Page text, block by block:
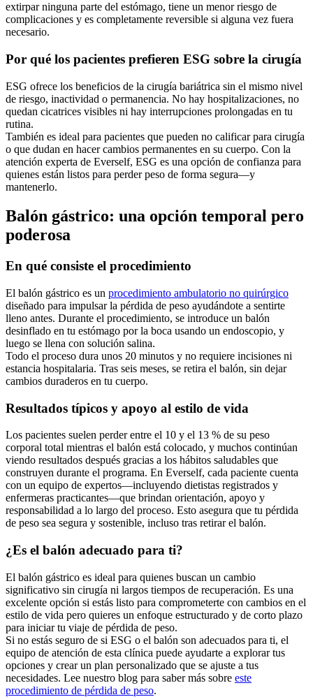
extirpar ninguna parte del estómago, tiene un menor riesgo de
complicaciones y es completamente reversible si alguna vez fuera
necesario.
Por qué los pacientes prefieren ESG sobre la cirugía
ESG ofrece los beneficios de la cirugía bariátrica sin el mismo nivel
de riesgo, inactividad o permanencia. No hay hospitalizaciones, no
quedan cicatrices visibles ni hay interrupciones prolongadas en tu
rutina.
También es ideal para pacientes que pueden no calificar para cirugía
o que dudan en hacer cambios permanentes en su cuerpo. Con la
atención experta de Everself, ESG es una opción de confianza para
quienes están listos para perder peso de forma segura—y
mantenerlo.
Balón gástrico: una opción temporal pero
poderosa
En qué consiste el procedimiento
El balón gástrico es un procedimiento ambulatorio no quirúrgico
diseñado para impulsar la pérdida de peso ayudándote a sentirte
lleno antes. Durante el procedimiento, se introduce un balón
desinflado en tu estómago por la boca usando un endoscopio, y
luego se llena con solución salina.
Todo el proceso dura unos 20 minutos y no requiere incisiones ni
estancia hospitalaria. Tras seis meses, se retira el balón, sin dejar
cambios duraderos en tu cuerpo.
Resultados típicos y apoyo al estilo de vida
Los pacientes suelen perder entre el 10 y el 13 % de su peso
corporal total mientras el balón está colocado, y muchos continúan
viendo resultados después gracias a los hábitos saludables que
construyen durante el programa. En Everself, cada paciente cuenta
con un equipo de expertos—incluyendo dietistas registrados y
enfermeras practicantes—que brindan orientación, apoyo y
responsabilidad a lo largo del proceso. Esto asegura que tu pérdida
de peso sea segura y sostenible, incluso tras retirar el balón.
¿Es el balón adecuado para ti?
El balón gástrico es ideal para quienes buscan un cambio
significativo sin cirugía ni largos tiempos de recuperación. Es una
excelente opción si estás listo para comprometerte con cambios en el
estilo de vida pero quieres un enfoque estructurado y de corto plazo
para iniciar tu viaje de pérdida de peso.
Si no estás seguro de si ESG o el balón son adecuados para ti, el
equipo de atención de esta clínica puede ayudarte a explorar tus
opciones y crear un plan personalizado que se ajuste a tus
necesidades. Lee nuestro blog para saber más sobre este
procedimiento de pérdida de peso.